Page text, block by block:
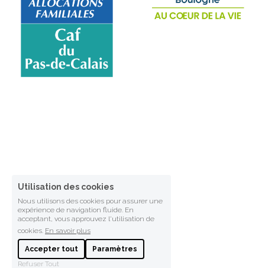
Utilisation des cookies
Nous utilisons des cookies pour assurer une
expérience de navigation fluide. En
acceptant, vous approuvez l'utilisation de
cookies. En savoir plus
Accepter tout
Paramètres
Refuser Tout